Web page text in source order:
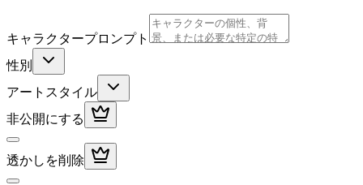
キャラクタープロンプト
性別
アートスタイル
非公開にする
透かしを削除